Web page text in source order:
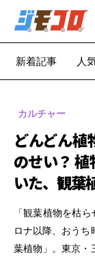
新着記事 人
カルチャー
どんどん
のせい？
いた、観葉
「観葉植物を枯
ロナ以降、おうち
葉植物」。東京・